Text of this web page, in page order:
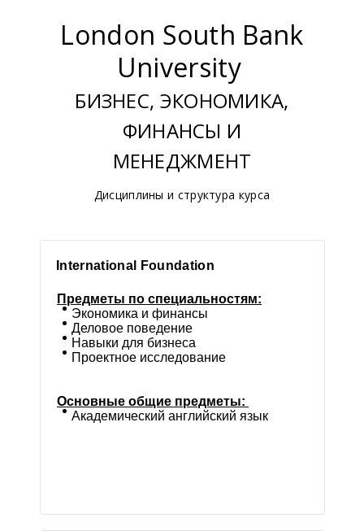
London South Bank
University
БИЗНЕС, ЭКОНОМИКА,
ФИНАНСЫ И
МЕНЕДЖМЕНТ
Дисциплины и структура курса
International Foundation
Предметы по специальностям:
Экономика и финансы
Деловое поведение
Навыки для бизнеса
Проектное исследование
Основные общие предметы:
Академический английский язык